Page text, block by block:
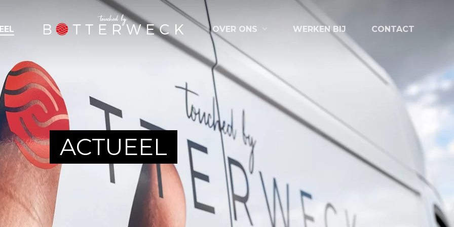
OVER ONS WERKEN BIJ CONTACT
ACTUEEL